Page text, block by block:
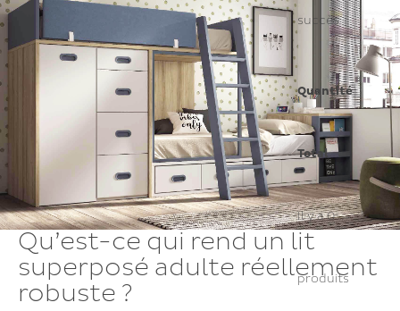
succès
Quantité
Total
Il y a0
produits
Qu’est-ce qui rend un lit
superposé adulte réellement
robuste ?